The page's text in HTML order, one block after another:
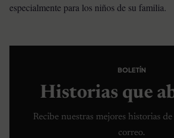
especialmente para los niños de su familia.
BOLETÍN
Historias que
Recibe nuestras mejores historias
correo.